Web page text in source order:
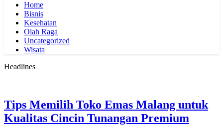
Home
Bisnis
Kesehatan
Olah Raga
Uncategorized
Wisata
Headlines
Tips Memilih Toko Emas Malang untuk
Kualitas Cincin Tunangan Premium